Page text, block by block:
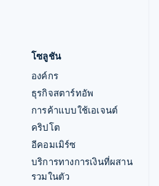
โซลูชัน
องค์กร
ธุรกิจสตาร์ทอัพ
การค้าแบบใช้เอเจนต์
คริปโต
อีคอมเมิร์ซ
บริการทางการเงินที่ผสาน
รวมในตัว